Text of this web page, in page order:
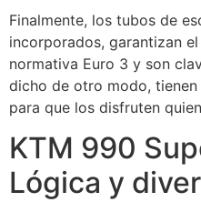
Finalmente, los tubos de
incorporados, garantizan
normativa Euro 3 y son
dicho de otro modo,
para que los disfruten
KTM 990
Lógica y